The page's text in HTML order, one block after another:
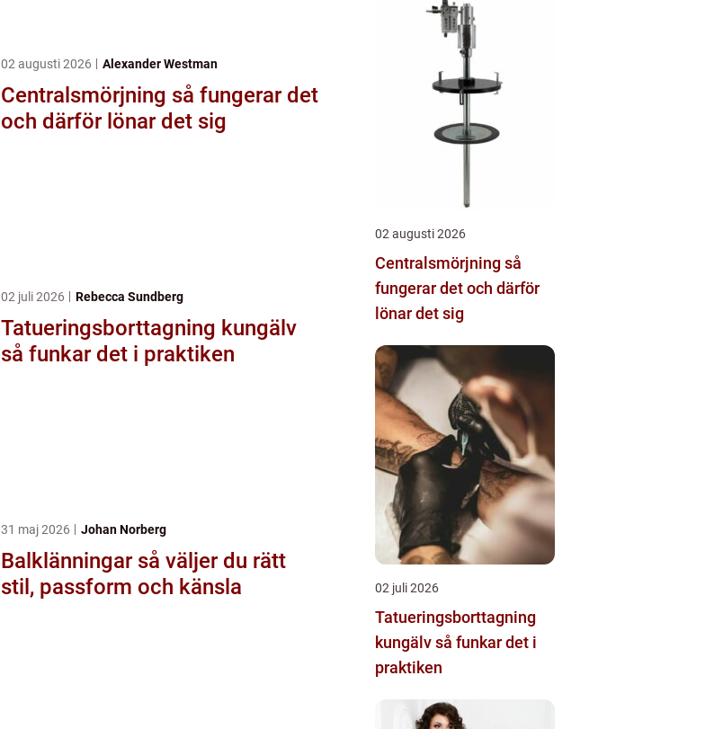
02 augusti 2026 Alexander Westman
Centralsmörjning så fungerar det
och därför lönar det sig
02 juli 2026 Rebecca Sundberg
Tatueringsborttagning kungälv
så funkar det i praktiken
31 maj 2026 Johan Norberg
Balklänningar så väljer du rätt
stil, passform och känsla
02 augusti 2026
Centralsmörjning så
fungerar det och därför
lönar det sig
02 juli 2026
Tatueringsborttagning
kungälv så funkar det i
praktiken